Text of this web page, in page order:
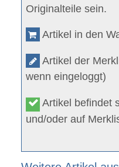
Originalteile sein.
Artikel in den
Artikel der
wenn eingeloggt)
Artikel befindet
und/oder auf